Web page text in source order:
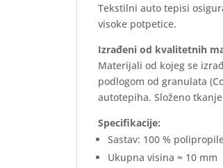
Tekstilni auto tepisi
visoke potpetice.
Izrađeni od kvalitetnih
Materijali od kojeg se
podlogom od granulata
autotepiha. Složeno
Specifikacije:
Sastav: 100 %
Ukupna visina ≈ 10 mm